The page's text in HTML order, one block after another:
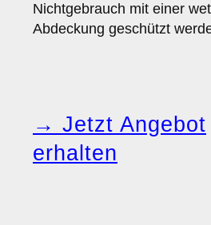
Nichtgebrauch mit einer
Abdeckung geschützt
→ Jetzt Angebot
erhalten